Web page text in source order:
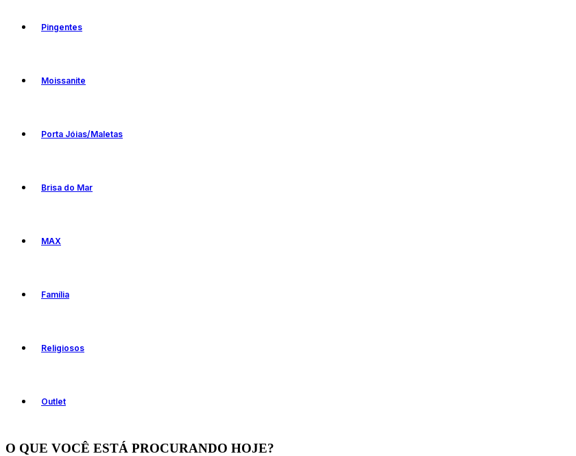
Pingentes
Moissanite
Porta Jóias/Maletas
Brisa do Mar
MAX
Família
Religiosos
Outlet
O QUE VOCÊ ESTÁ PROCURANDO HOJE?